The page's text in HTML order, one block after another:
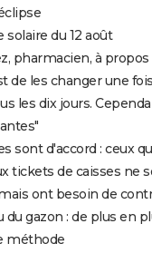
solaire du 12 août
pharmacien, à propos
de les changer une
les dix jours.
sont d'accord : ceux
tickets de caisses ne
ont besoin de
du gazon : de plus en
méthode